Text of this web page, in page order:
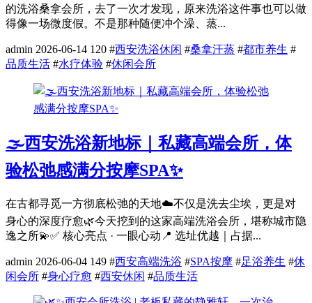
的洗浴桑拿会所，去了一次才发现，原来洗浴这件事也可以做
得像一场微度假。不是那种随便冲个澡、蒸...
admin 2026-06-14 120 #西安洗浴休闲 #桑拿汗蒸 #都市养生 #
品质生活 #水疗体验 #休闲会所
🌫️西安洗浴新地标｜私藏高端会所，体
验松弛感满分按摩SPA✨
在古都寻觅一方彻底松弛的天地☁️不仅是洗去尘埃，更是对
身心的深度疗愈🌿今天挖到的这家高端洗浴会所，堪称城市隐
逸之所💫✅ 核心亮点 · 一眼心动📍 选址优越｜占据...
admin 2026-06-04 149 #西安高端洗浴 #SPA按摩 #足浴养生 #休
闲会所 #身心疗愈 #西安休闲 #品质生活